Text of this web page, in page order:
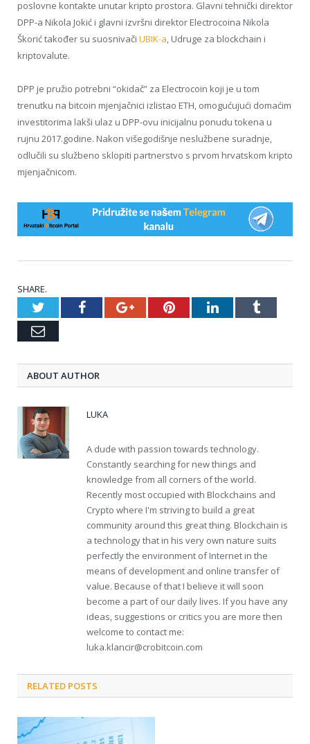
poslovne kontakte unutar kripto prostora. Glavni tehnički direktor
DPP-a Nikola Jokić i glavni izvršni direktor Electrocoina Nikola
Škorić također su suosnivači UBIK-a, Udruge za blockchain i
kriptovalute.
DPP je pružio potrebni “okidač” za Electrocoin koji je u tom
trenutku na bitcoin mjenjačnici izlistao ETH, omogućujući domaćim
investitorima lakši ulaz u DPP-ovu inicijalnu ponudu tokena u
rujnu 2017.godine. Nakon višegodišnje neslužbene suradnje,
odlučili su službeno sklopiti partnerstvo s prvom hrvatskom kripto
mjenjačnicom.
SHARE.
TwitterFacebookGoogle+PinterestLinkedInTumblr
Email
ABOUT AUTHOR
LUKA
A dude with passion towards technology.
Constantly searching for new things and
knowledge from all corners of the world.
Recently most occupied with Blockchains and
Crypto where I'm striving to build a great
community around this great thing. Blockchain is
a technology that in his very own nature suits
perfectly the environment of Internet in the
means of development and online transfer of
value. Because of that I believe it will soon
become a part of our daily lives. If you have any
ideas, suggestions or critics you are more then
welcome to contact me:
luka.klancir@crobitcoin.com
RELATED POSTS